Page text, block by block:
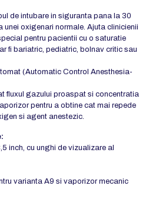
de intubare in siguranta pana la 30
unei oxigenari normale. Ajuta clinicienii
pentru pacientii cu o saturatie
fi bariatric, pediatric, bolnav critic sau
(Automatic Control Anesthesia-
fluxul gazului proaspat si concentratia
pentru a obtine cat mai repede
si agent anestezic.
inch, cu unghi de vizualizare al
varianta A9 si vaporizor mecanic